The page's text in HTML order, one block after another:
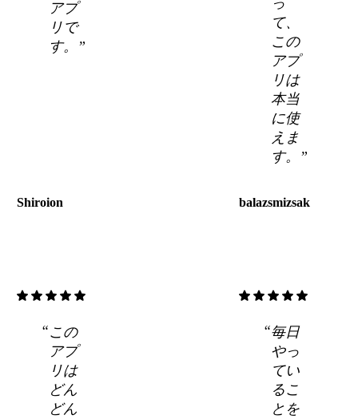
アプ
リで
す。”
Shiroion
て、
この
アプ
リは
本当
に使
えま
す。”
balazsmizsak
starstarstarstarstar
この
アプ
リは
どん
どん
starstarstarstarstar
毎日
やっ
てい
るこ
とを